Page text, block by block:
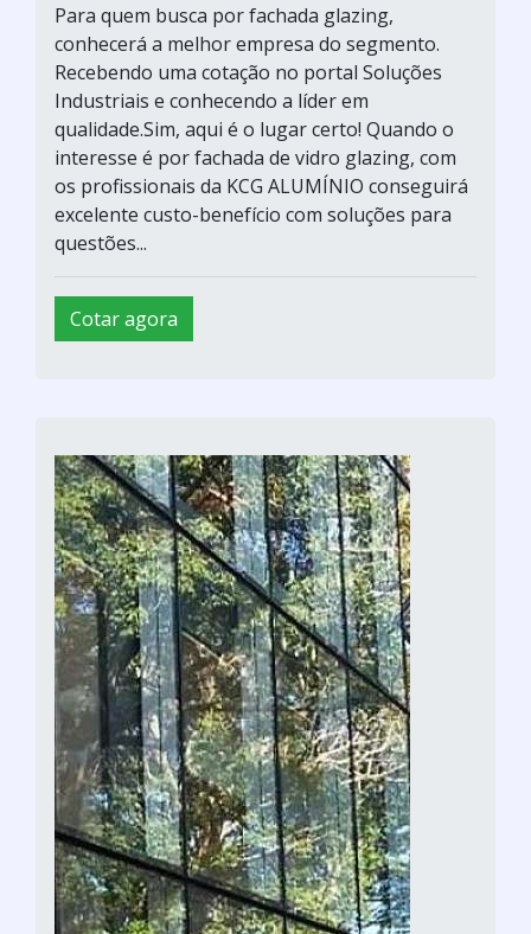
Para quem busca por fachada glazing,
conhecerá a melhor empresa do segmento.
Recebendo uma cotação no portal Soluções
Industriais e conhecendo a líder em
qualidade.Sim, aqui é o lugar certo! Quando o
interesse é por fachada de vidro glazing, com
os profissionais da KCG ALUMÍNIO conseguirá
excelente custo-benefício com soluções para
questões...
Cotar agora